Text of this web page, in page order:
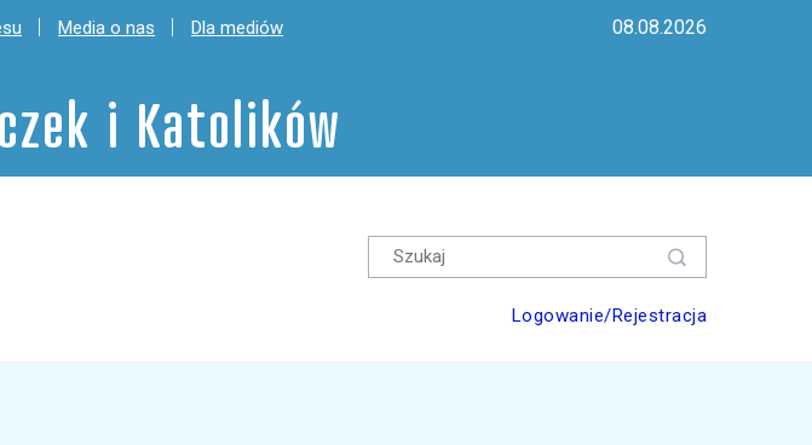
Media o nas Dla mediów 08.08.2026
i Katolików
Logowanie/Rejestracja